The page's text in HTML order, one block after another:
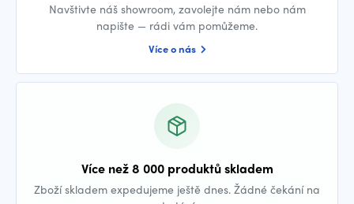
Navštivte náš showroom, zavolejte nám nebo nám
napište — rádi vám pomůžeme.
Více o nás
Více než 8 000 produktů skladem
Zboží skladem expedujeme ještě dnes. Žádné čekání na